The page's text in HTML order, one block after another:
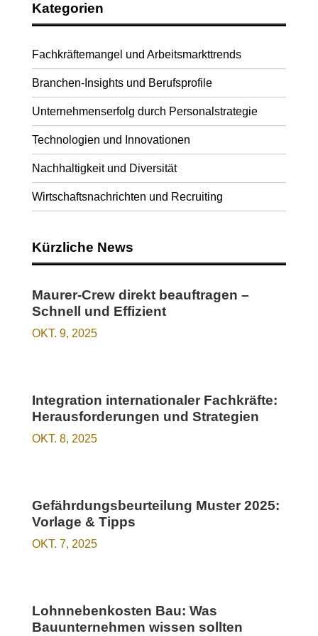
Kategorien
Fachkräftemangel und Arbeitsmarkttrends
Branchen-Insights und Berufsprofile
Unternehmenserfolg durch Personalstrategie
Technologien und Innovationen
Nachhaltigkeit und Diversität
Wirtschaftsnachrichten und Recruiting
Kürzliche News
Maurer-Crew direkt beauftragen –
Schnell und Effizient
OKT. 9, 2025
Integration internationaler Fachkräfte:
Herausforderungen und Strategien
OKT. 8, 2025
Gefährdungsbeurteilung Muster 2025:
Vorlage & Tipps
OKT. 7, 2025
Lohnnebenkosten Bau: Was
Bauunternehmen wissen sollten